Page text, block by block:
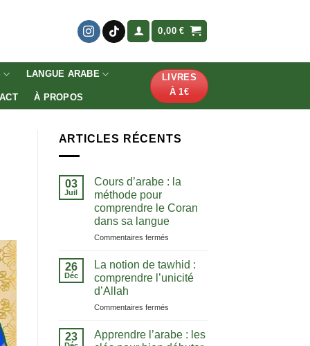
0,00€
LANGUE ARABE
À PROPOS
LIVRES
À 1€
ARTICLES RÉCENTS
03
Juil
Cours d’arabe : la
méthode pour
comprendre le Coran
dans sa langue
Commentaires ferméssur
d’arabe
la
pour
le
Coran
26
Déc
La notion de tawhid :
comprendre l’unicité
d’Allah
Commentaires ferméssur
notion
de
23
Apprendre l’arabe : les